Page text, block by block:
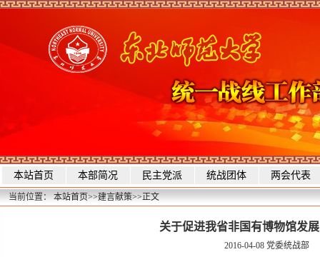
本站首页 本部简况 民主党派 统战团体 两会代表
当前位置：本站首页>>建言献策>>正文
关于促进我省非国有博物馆发
2016-04-08 党委统战部